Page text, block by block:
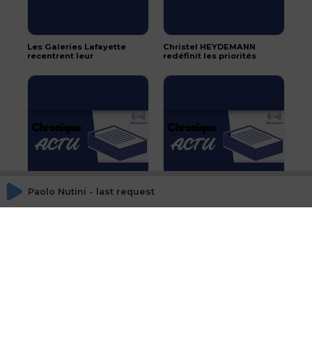
Les Galeries Lafayette
recentrent leur
BHV
Christel HEYDEMANN
redéfinit les priorités
Liz Truss critiquée pour
Rentrée morose sur les
Paolo Nutini - last request